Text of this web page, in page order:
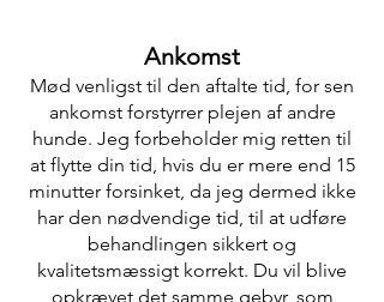
Ankomst
Mød venligst til den aftalte tid, for sen
ankomst forstyrrer plejen af ​​andre
hunde. Jeg forbeholder mig retten til
at flytte din tid, hvis du er mere end 15
minutter forsinket, da jeg dermed ikke
har den nødvendige tid, til at udføre
behandlingen sikkert og
kvalitetsmæssigt korrekt. Du vil blive
opkrævet det samme gebyr, som